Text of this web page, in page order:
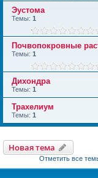
Эустома
Темы: 1
Почвопокровные
Темы: 1
Дихондра
Темы: 1
Трахелиум
Темы: 1
Новая тема
Отметить все